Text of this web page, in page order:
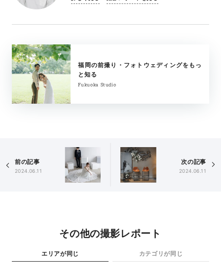
福岡の前撮り・フォトウェディングをもっ
と知る
Fukuoka Studio
前の記事
2024.06.11
次の記事
2024.06.11
その他の撮影レポート
エリアが同じ カテゴリが同じ